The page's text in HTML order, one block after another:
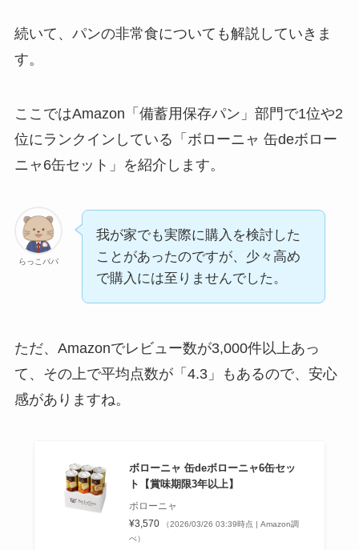
続いて、パンの非常食についても解説していきま
す。
ここではAmazon「備蓄用保存パン」部門で1位や2
位にランクインしている「ボローニャ 缶deボロー
ニャ6缶セット」を紹介します。
らっこパパ
我が家でも実際に購入を検討した
ことがあったのですが、少々高め
で購入には至りませんでした。
ただ、Amazonでレビュー数が3,000件以上あっ
て、その上で平均点数が「4.3」もあるので、安心
感がありますね。
ボローニャ 缶deボローニャ6缶セッ
ト【賞味期限3年以上】
ボローニャ
¥3,570
（2026/03/26 03:39時点 | Amazon調
べ）